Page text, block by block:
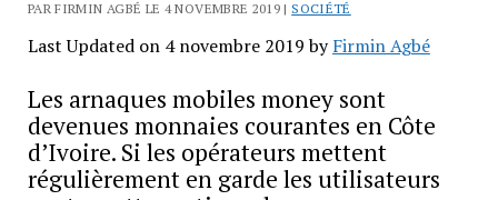
PAR FIRMIN AGBÉ LE 4 NOVEMBRE 2019 | SOCIÉTÉ
Last Updated on 4 novembre 2019 byFirmin Agbé
Les arnaques mobiles money sont
devenues monnaies courantes en Côte
d’Ivoire. Si les opérateurs mettent
régulièrement en garde les utilisateurs